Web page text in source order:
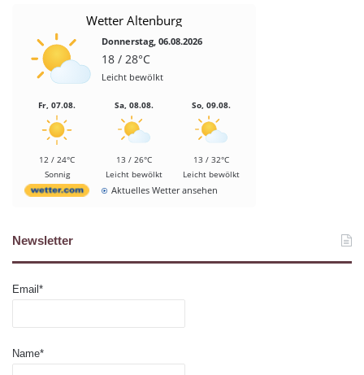
Wetter Altenburg
Donnerstag, 06.08.2026
18 / 28°C
Leicht bewölkt
Fr, 07.08.
12 / 24°C
Sonnig
Sa, 08.08.
13 / 26°C
Leicht bewölkt
So, 09.08.
13 / 32°C
Leicht bewölkt
Aktuelles Wetter ansehen
Newsletter
Email*
Name*